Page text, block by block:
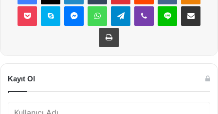
Pocket Skype MessengerWhatsAppTelegramViber Line E-Posta ile
Yazdır
Kayıt Ol